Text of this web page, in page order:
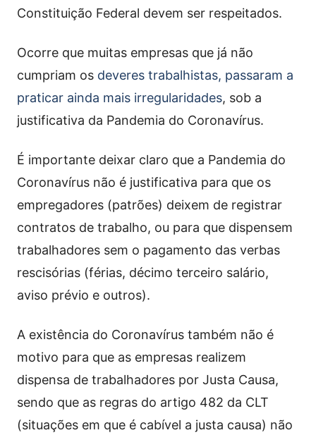
Constituição Federal devem ser respeitados.
Ocorre que muitas empresas que já não
cumpriam os deveres trabalhistas, passaram a
praticar ainda mais irregularidades, sob a
justificativa da Pandemia do Coronavírus.
É importante deixar claro que a Pandemia do
Coronavírus não é justificativa para que os
empregadores (patrões) deixem de registrar
contratos de trabalho, ou para que dispensem
trabalhadores sem o pagamento das verbas
rescisórias (férias, décimo terceiro salário,
aviso prévio e outros).
A existência do Coronavírus também não é
motivo para que as empresas realizem
dispensa de trabalhadores por Justa Causa,
sendo que as regras do artigo 482 da CLT
(situações em que é cabível a justa causa) não